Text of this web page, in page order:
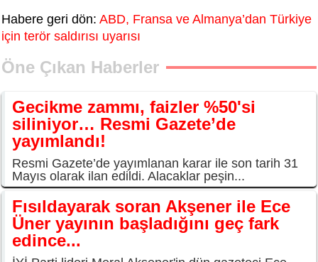
Habere geri dön: ABD, Fransa ve Almanya’dan Türkiye
için terör saldırısı uyarısı
Öne Çıkan Haberler
Gecikme zammı, faizler %50'si
siliniyor… Resmi Gazete’de
yayımlandı!
Resmi Gazete’de yayımlanan karar ile son tarih 31
Mayıs olarak ilan edildi. Alacaklar peşin...
Fısıldayarak soran Akşener ile Ece
Üner yayının başladığını geç fark
edince...